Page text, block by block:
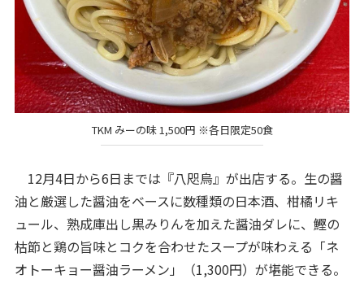
TKM みーの味 1,500円 ※各日限定50食
12月4日から6日までは『八咫烏』が出店する。生の醤
油と厳選した醤油をベースに数種類の日本酒、柑橘リキ
ュール、熟成庫出し黒みりんを加えた醤油ダレに、鰹の
枯節と鶏の旨味とコクを合わせたスープが味わえる「ネ
オトーキョー醤油ラーメン」（1,300円）が堪能できる。